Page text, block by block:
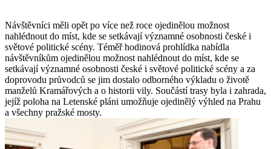
Návštěvníci měli opět po více než roce ojedinělou možnost
nahlédnout do míst, kde se setkávají významné osobnosti české i
světové politické scény. Téměř hodinová prohlídka nabídla
návštěvníkům ojedinělou možnost nahlédnout do míst, kde se
setkávají významné osobnosti české i světové politické scény a za
doprovodu průvodců se jim dostalo odborného výkladu o životě
manželů Kramářových a o historii vily. Součástí trasy byla i zahrada,
jejíž poloha na Letenské pláni umožňuje ojedinělý výhled na Prahu
a všechny pražské mosty.